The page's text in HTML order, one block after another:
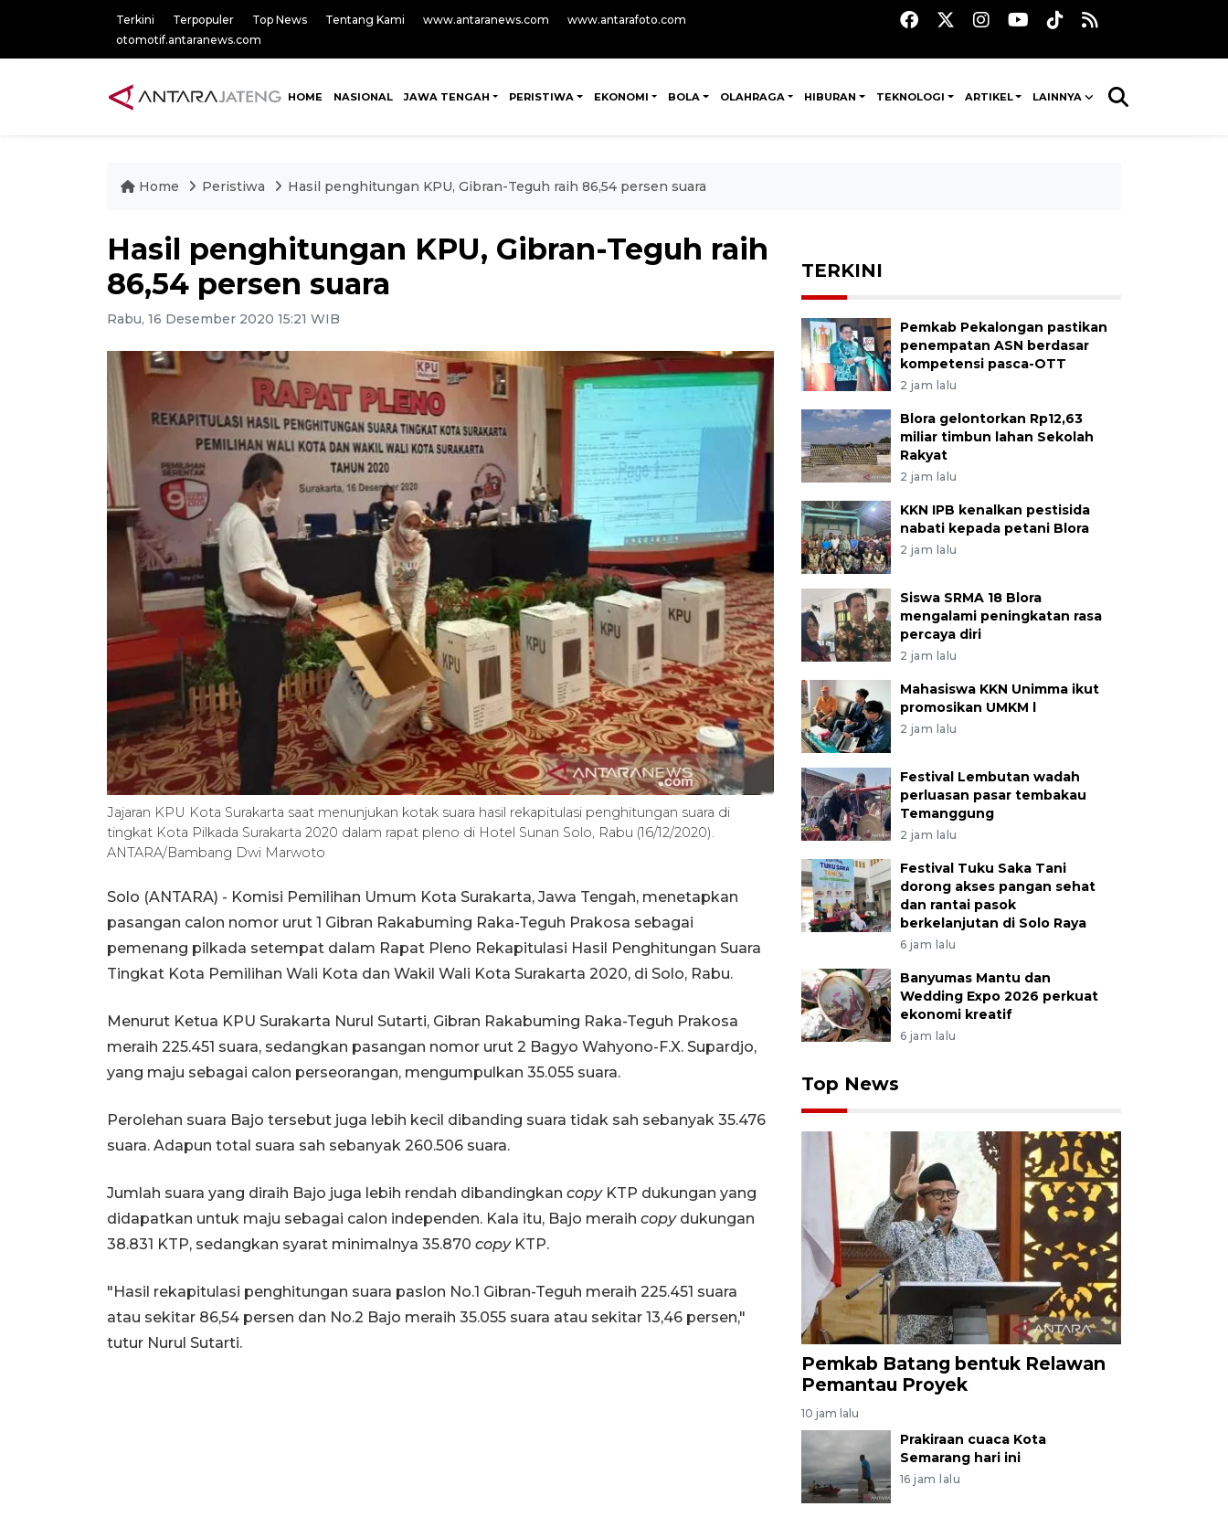
Terkini Terpopuler Top News Tentang Kami www.antaranews.com
www.antarafoto.com
otomotif.antaranews.com
HOME NASIONAL JAWA TENGAH PERISTIWA EKONOMI BOLA OLAHRAGA HIBURAN TEKNOLOGI ARTIKEL LAINNYA
Home Peristiwa Hasil penghitungan KPU, Gibran-Teguh raih 86,54 persen suara
Hasil penghitungan KPU, Gibran-Teguh raih
86,54 persen suara
Rabu, 16 Desember 2020 15:21 WIB
Jajaran KPU Kota Surakarta saat menunjukan kotak suara hasil rekapitulasi penghitungan suara di
tingkat Kota Pilkada Surakarta 2020 dalam rapat pleno di Hotel Sunan Solo, Rabu (16/12/2020).
ANTARA/Bambang Dwi Marwoto
Solo (ANTARA) - Komisi Pemilihan Umum Kota Surakarta, Jawa Tengah, menetapkan
pasangan calon nomor urut 1 Gibran Rakabuming Raka-Teguh Prakosa sebagai
pemenang pilkada setempat dalam Rapat Pleno Rekapitulasi Hasil Penghitungan Suara
Tingkat Kota Pemilihan Wali Kota dan Wakil Wali Kota Surakarta 2020, di Solo, Rabu.
Menurut Ketua KPU Surakarta Nurul Sutarti, Gibran Rakabuming Raka-Teguh Prakosa
meraih 225.451 suara, sedangkan pasangan nomor urut 2 Bagyo Wahyono-F.X. Supardjo,
yang maju sebagai calon perseorangan, mengumpulkan 35.055 suara.
Perolehan suara Bajo tersebut juga lebih kecil dibanding suara tidak sah sebanyak 35.476
suara. Adapun total suara sah sebanyak 260.506 suara.
Jumlah suara yang diraih Bajo juga lebih rendah dibandingkan copy KTP dukungan yang
didapatkan untuk maju sebagai calon independen. Kala itu, Bajo meraih copydukungan
38.831 KTP, sedangkan syarat minimalnya 35.870 copyKTP.
"Hasil rekapitulasi penghitungan suara paslon No.1 Gibran-Teguh meraih 225.451 suara
atau sekitar 86,54 persen dan No.2 Bajo meraih 35.055 suara atau sekitar 13,46 persen,"
tutur Nurul Sutarti.
TERKINI
Pemkab Pekalongan pastikan
penempatan ASN berdasar
kompetensi pasca-OTT
2 jam lalu
Blora gelontorkan Rp12,63
miliar timbun lahan Sekolah
Rakyat
2 jam lalu
KKN IPB kenalkan pestisida
nabati kepada petani Blora
2 jam lalu
Siswa SRMA 18 Blora
mengalami peningkatan rasa
percaya diri
2 jam lalu
Mahasiswa KKN Unimma ikut
promosikan UMKM l
2 jam lalu
Festival Lembutan wadah
perluasan pasar tembakau
Temanggung
2 jam lalu
Festival Tuku Saka Tani
dorong akses pangan sehat
dan rantai pasok
berkelanjutan di Solo Raya
6 jam lalu
Banyumas Mantu dan
Wedding Expo 2026 perkuat
ekonomi kreatif
6 jam lalu
Top News
Pemkab Batang bentuk Relawan
Pemantau Proyek
10 jam lalu
Prakiraan cuaca Kota
Semarang hari ini
16 jam lalu